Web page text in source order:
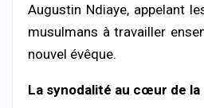
Augustin Ndiaye, appelant
musulmans à travailler
nouvel évêque.
La synodalité au cœur de la